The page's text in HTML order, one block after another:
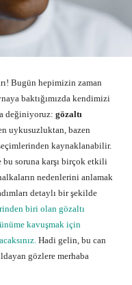
Bugün hepimizin zaman
baktığımızda kendimizi
değiniyoruz: gözaltı
uykusuzluktan, bazen
kaynaklanabilir.
soruna karşı birçok etkili
nedenlerini anlamak
detaylı bir şekilde
biri olan gözaltı
kavuşmak için
Hadi gelin, bu can
gözlere merhaba